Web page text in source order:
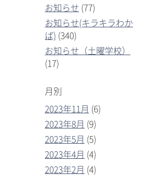
お知らせ (77)
お知らせ(キラキラわか
ば) (340)
お知らせ（土曜学校）
(17)
月別
2023年11月 (6)
2023年8月 (9)
2023年5月 (5)
2023年4月 (4)
2023年2月 (4)